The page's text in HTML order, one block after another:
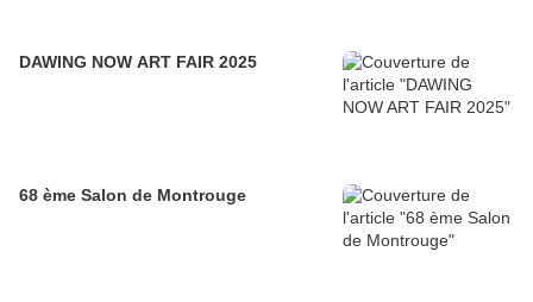
DAWING NOW ART FAIR 2025
68 ème Salon de Montrouge